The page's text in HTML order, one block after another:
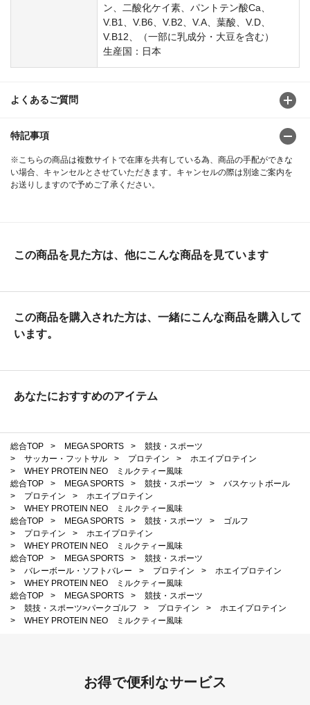
ン、二酸化ケイ素、パントテン酸Ca、
V.B1、V.B6、V.B2、V.A、葉酸、V.D、
V.B12、（一部に乳成分・大豆を含む）
生産国：日本
よくあるご質問
特記事項
※こちらの商品は複数サイトで在庫を共有している為、商品の手配ができな
い場合、キャンセルとさせていただきます。キャンセルの際は別途ご案内を
お送りしますので予めご了承ください。
この商品を見た方は、他にこんな商品を見ています
この商品を購入された方は、一緒にこんな商品を購入して
います。
あなたにおすすめのアイテム
総合TOP > MEGA SPORTS >
競技・スポーツ
>
サッカー・フットサル > プロテイン >
ホエイプロテイン
>
WHEY PROTEIN NEO ミルクティー風味
総合TOP
> MEGA SPORTS > 競技・スポーツ >
バスケットボール
>
プロテイン >
ホエイプロテイン
>
WHEY PROTEIN NEO ミルクティー風味
総合TOP
> MEGA SPORTS > 競技・スポーツ >
ゴルフ
>
プロテイン >
ホエイプロテイン
>
WHEY PROTEIN NEO ミルクティー風味
総合TOP
> MEGA SPORTS >
競技・スポーツ
>
バレーボール・ソフトバレー > プロテイン >
ホエイプロテイン
>
WHEY PROTEIN NEO ミルクティー風味
総合TOP
> MEGA SPORTS >
競技・スポーツ
>
競技・スポーツ>パークゴルフ > プロテイン >
ホエイプロテイン
>
WHEY PROTEIN NEO ミルクティー風味
お得で便利なサービス